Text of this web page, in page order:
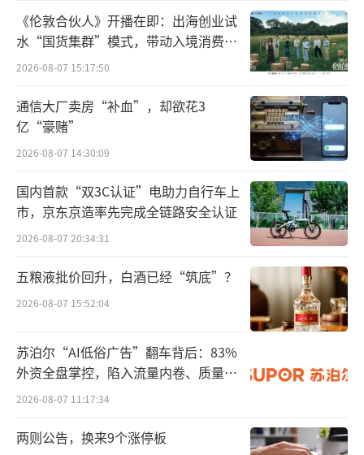
最新财报营收利润双降
万脉宁是常山药业的重要产品之一。常山
药业是国内主要从事肝素粗品、肝素原料药和
肝素制剂药品研发、生产和销售的龙头企业之
一。2022年7月，常山药业的达肝素钠注射液
（商品名：万脉宁）通过一致性评价，为国内
首家过评。
该公司日前披露的2025年三季报显示，前
三季度公司实现营业总收入6.81亿元，同比下
降13.11%；归母净利润亏损4481.74万元，上
年同期盈利729.01万元；扣非净利润亏损4768.
7万元，上年同期亏损2814.93万元；经营活动
产生的现金流量净额为1.42亿元，同比下降5.3
2%。对于销售费用本期较上年同期减少64.2
2%，公司解释称主要是公司产品纳入国家集
采，公司销售策略调整所致。
《伦敦合伙人》开播在即：出海创业试
水“国货集群”模式，带动入境消费反
向种草
2026-08-07 15:17:50
通信大厂卖房“补血”，却欲花3
亿“豪赌”
2026-08-07 14:30:09
国内首款“双3C认证”电助力自行车上
市，京东京造率先完成全链路安全认证
2026-08-07 20:34:31
五粮液批价回升，白酒已经“筑底”？
2026-08-07 15:52:04
苏泊尔“AI低俗广告”翻车背后：83%
外资全盘掌控，陷入流量内卷、质量频
发的负循环
2026-08-07 11:17:34
两则公告，换来9个涨停板